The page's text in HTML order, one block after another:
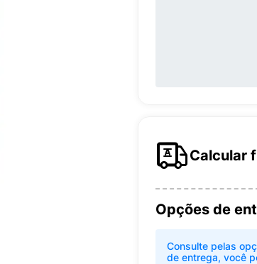
Calcular
Opções de
Consulte pelas
de entrega, você